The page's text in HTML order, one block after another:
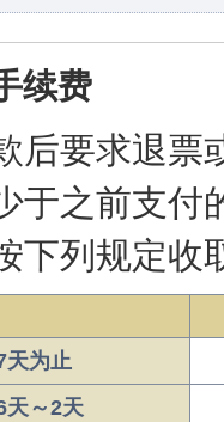
续费
后要求退票
于之前支付
下列规定收
天为止
天～2天